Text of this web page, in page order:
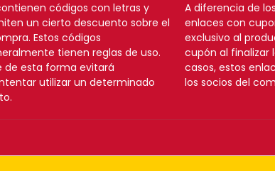
códigos con letras y
un cierto descuento sobre el
Estos códigos
tienen reglas de uso.
de esta forma evitará
utilizar un determinado
A diferencia de
enlaces con
exclusivo al
cupón al finalizar
casos, estos
los socios del